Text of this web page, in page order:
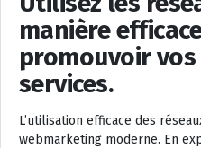
manière
promouvoir
services.
L’utilisation efficace des
webmarketing moderne. En